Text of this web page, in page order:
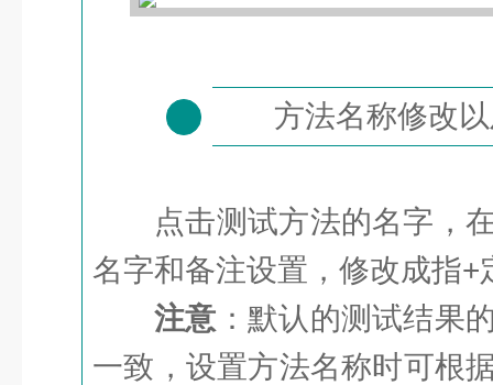
方法名称修改
点击测试方法的名字，
名字和备注设置，修改成指+
注意 ：默认的测试结果
一致，设置方法名称时可根